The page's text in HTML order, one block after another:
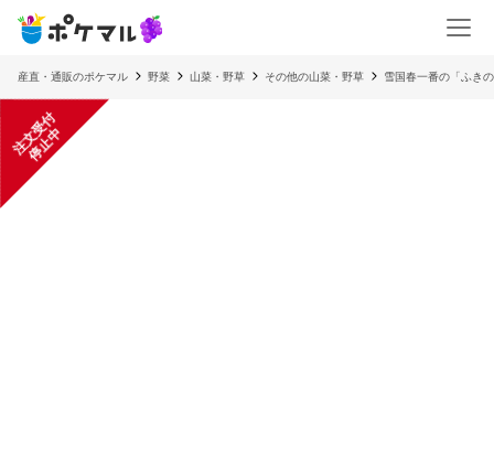
産直・通販のポケマル 野菜 山菜・野草 その他の山菜・野草 雪国春一番の「ふき
注
文
受
付
停
止
中